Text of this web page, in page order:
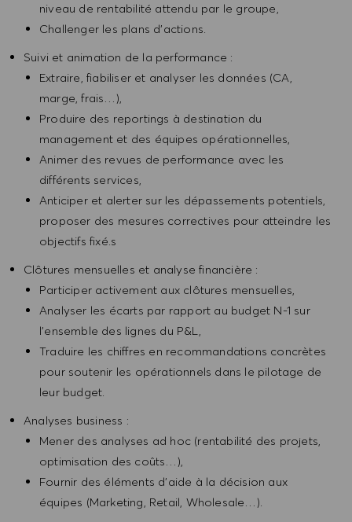
niveau de rentabilité attendu par le groupe,
Challenger les plans d’actions.
Suivi et animation de la performance :
Extraire, fiabiliser et analyser les données (CA,
marge, frais…),
Produire des reportings à destination du
management et des équipes opérationnelles,
Animer des revues de performance avec les
différents services,
Anticiper et alerter sur les dépassements potentiels,
proposer des mesures correctives pour atteindre les
objectifs fixé.s
Clôtures mensuelles et analyse financière :
Participer activement aux clôtures mensuelles,
Analyser les écarts par rapport au budget N-1 sur
l’ensemble des lignes du P&L,
Traduire les chiffres en recommandations concrètes
pour soutenir les opérationnels dans le pilotage de
leur budget.
Analyses business :
Mener des analyses ad hoc (rentabilité des projets,
optimisation des coûts…),
Fournir des éléments d’aide à la décision aux
équipes (Marketing, Retail, Wholesale…).